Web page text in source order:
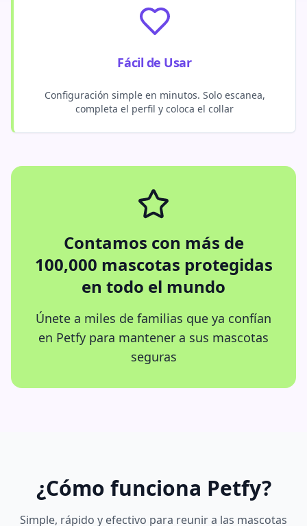
Fácil de Usar
Configuración simple en minutos. Solo escanea,
completa el perfil y coloca el collar
Contamos con más de
100,000 mascotas protegidas
en todo el mundo
Únete a miles de familias que ya confían
en Petfy para mantener a sus mascotas
seguras
¿Cómo funciona Petfy?
Simple, rápido y efectivo para reunir a las mascotas